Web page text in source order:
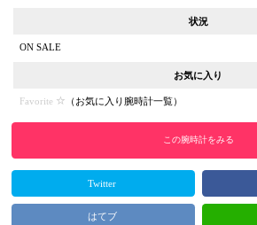
状況
ON SALE
お気に入り
Favorite （お気に入り腕時計一覧）
この腕時計をみる
Twitter
はてブ